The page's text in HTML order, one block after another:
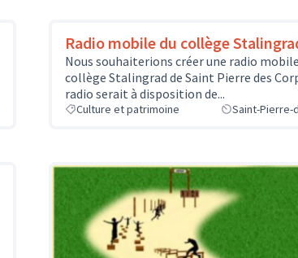
Radio mobile du collège
Nous souhaiterions créer une radio
collège Stalingrad de Saint Pierre des
radio serait à disposition de...
Culture et patrimoine Saint-Pierre-